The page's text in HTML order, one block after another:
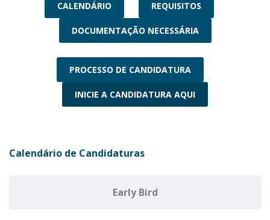
CALENDÁRIO REQUISITOS
DOCUMENTAÇÃO NECESSÁRIA
PROCESSO DE CANDIDATURA
INICIE A CANDIDATURA AQUI
Calendário de Candidaturas
Early Bird